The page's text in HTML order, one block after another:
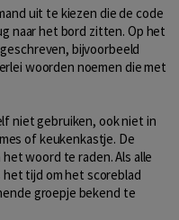
uit te kiezen die de code
naar het bord zitten. Op het
bijvoorbeeld
woorden noemen die met
niet gebruiken, ook niet in
of keukenkastje. De
woord te raden. Als alle
tijd om het scoreblad
groepje bekend te